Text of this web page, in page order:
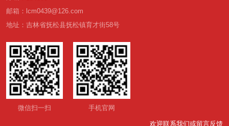
邮箱：lcm0439@126.com
地址：吉林省抚松县抚松镇育才街58号
微信扫一扫 手机官网
欢迎联系我们或留言反馈